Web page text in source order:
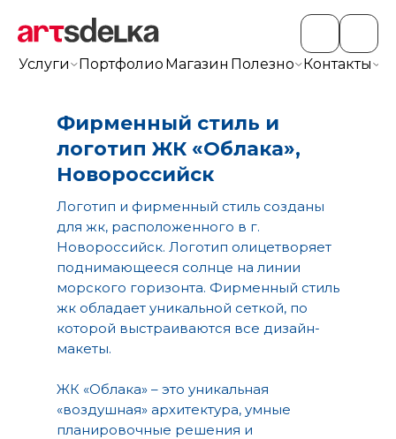
Услуги Портфолио Магазин Полезно Контакты
Фирменный стиль и
логотип ЖК «Облака»,
Новороссийск
Логотип и фирменный стиль созданы
для жк, расположенного в г.
Новороссийск. Логотип олицетворяет
поднимающееся солнце на линии
морского горизонта. Фирменный стиль
жк обладает уникальной сеткой, по
которой выстраиваются все дизайн-
макеты.
ЖК «Облака» – это уникальная
«воздушная» архитектура, умные
планировочные решения и